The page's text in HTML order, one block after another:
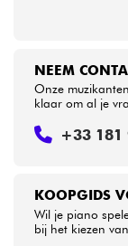
KOOPGIDS
Wil je piano
bij het kiezen
NEEM
Onze
klaar om al je
+33 181